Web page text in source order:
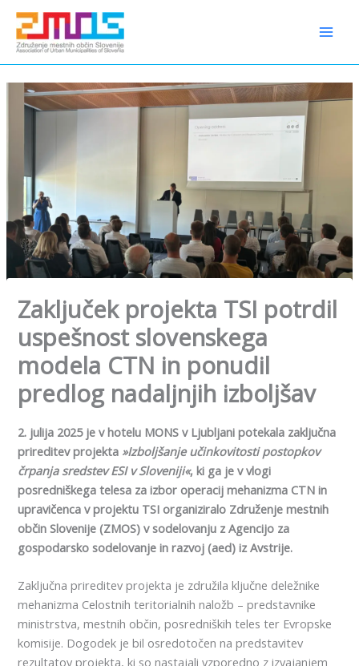
content
Preskoči
vsebino
Zaključek projekta TSI potrdil
uspešnost slovenskega
modela CTN in ponudil
predlog nadaljnjih izboljšav
2. julija 2025 je v hotelu MONS v Ljubljani potekala zaključna
prireditev projekta »Izboljšanje učinkovitosti postopkov
črpanja sredstev ESI v Sloveniji«, ki ga je v vlogi
posredniškega telesa za izbor operacij mehanizma CTN in
upravičenca v projektu TSI organiziralo Združenje mestnih
občin Slovenije (ZMOS) v sodelovanju z Agencijo za
gospodarsko sodelovanje in razvoj (aed) iz Avstrije.
Zaključna prireditev projekta je združila ključne deležnike
mehanizma Celostnih teritorialnih naložb – predstavnike
ministrstva, mestnih občin, posredniških teles ter Evropske
komisije. Dogodek je bil osredotočen na predstavitev
rezultatov projekta, ki so nastajali vzporedno z izvajanjem